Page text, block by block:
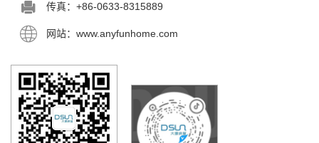
传真：+86-0633-8315889
网站：www.anyfunhome.com